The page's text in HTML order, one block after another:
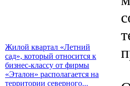
Жилой квартал «Летний
сад», который относится к
бизнес-классу от фирмы
«Эталон» располагается на
территории северного...